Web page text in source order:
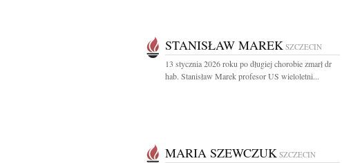
STANISŁAW MAREK SZCZECIN
13 stycznia 2026 roku po długiej chorobie zmarł dr
hab. Stanisław Marek profesor US wieloletni...
MARIA SZEWCZUK SZCZECIN